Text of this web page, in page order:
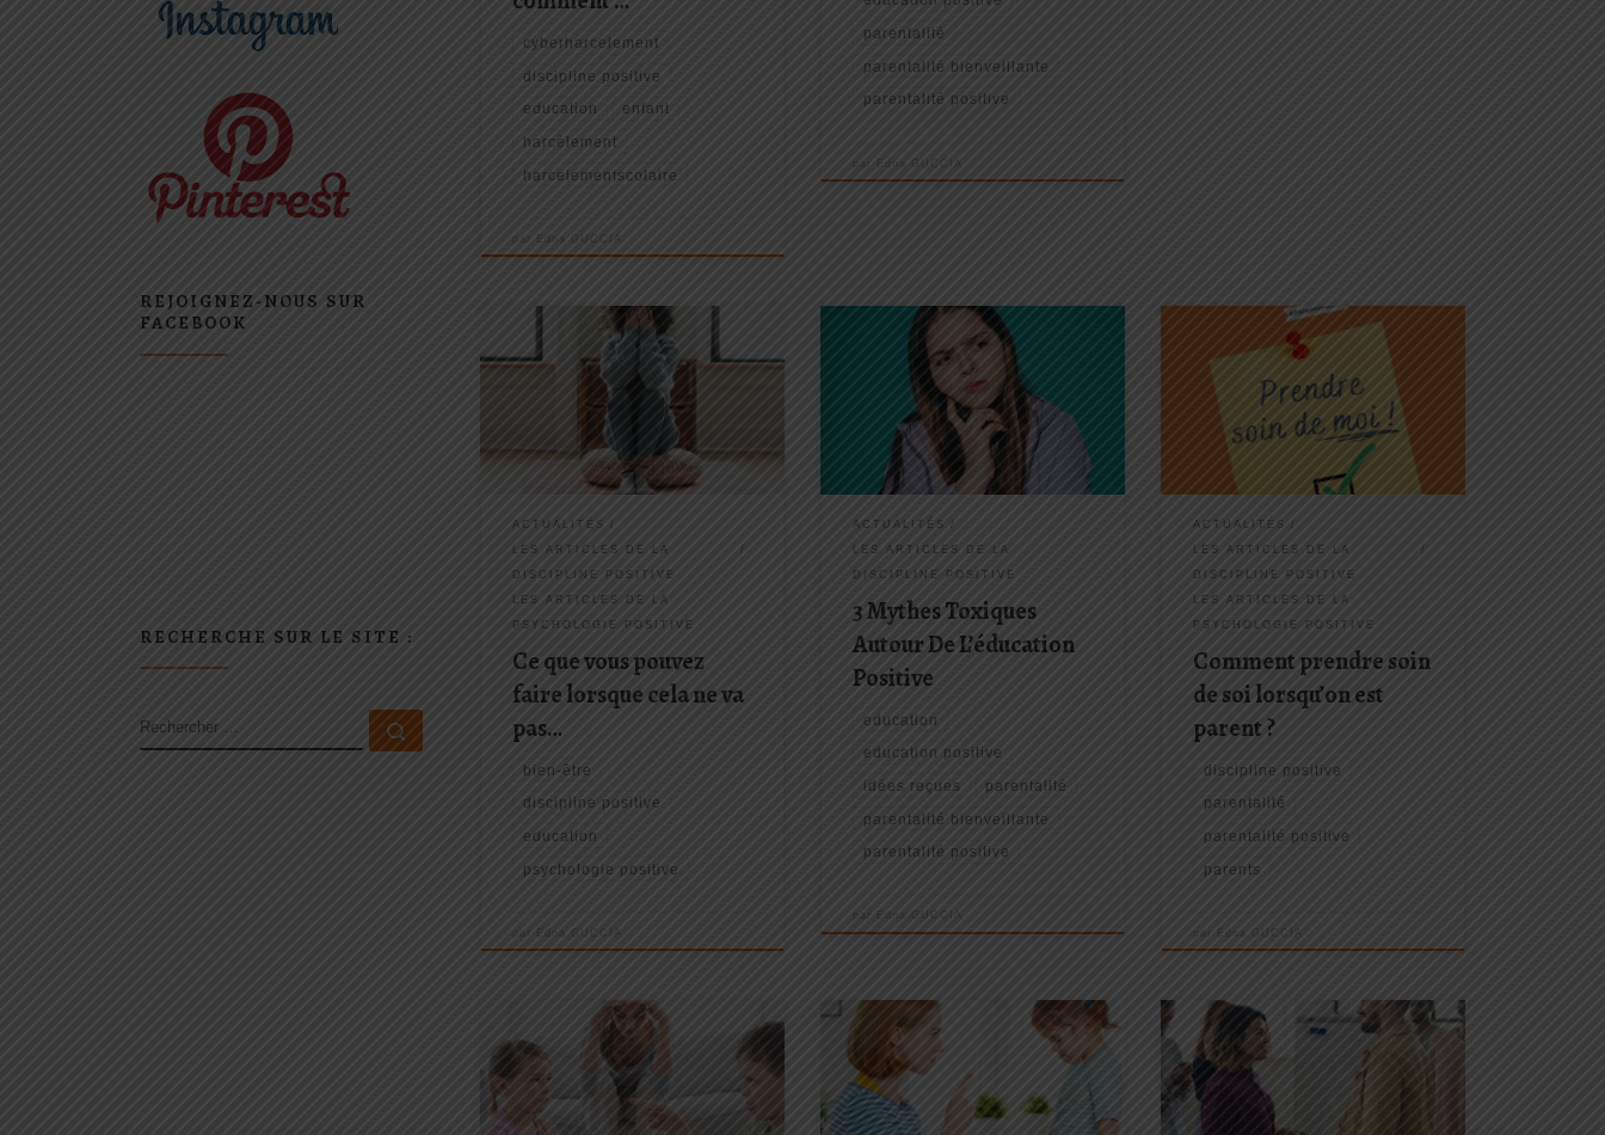
cyberharcelement
discipline positive
education enfant
harcèlement
harcelementscolaire
par Edna GUCCIA
parentalité
parentalité bienveillante
parentalité positive
par Edna GUCCIA
[...] Puis à un moment donné, j’ai senti
que j’étais à bout … je rêvais
d’harmonie familiale, de jeux dans la
bonne humeur, de complicité avec
mes enfants…. Mais je n’y arrivais pas.
Cela venait petit à petit me ronger et
cela déteignait sur mon couple et
dans ma vie professionnelle... [lire la
suite]
ACTUALITÉS
LES ARTICLES DE LA
DISCIPLINE POSITIVE
LES ARTICLES DE LA
PSYCHOLOGIE POSITIVE
Ce que vous pouvez
faire lorsque cela ne va
pas…
bien-être
discipline positive
education
psychologie positive
par Edna GUCCIA
Aujourd’hui, je veux vous parler des 3
mythes toxiques sur l’éducation
positive que vous devez
ABSOLUMENT briser si vous voulez
réussir à devenir ce que j’appelle un
« Parent Positif » ...
ACTUALITÉS
LES ARTICLES DE LA
DISCIPLINE POSITIVE
3 Mythes Toxiques
Autour De L’éducation
Positive
education
education positive
idées reçues parentalité
parentalité bienveillante
parentalité positive
par Edna GUCCIA
La société nous renvoie souvent
qu’être un bon parent c'est être un
parent qui donne TOUT pour ses
enfants… mais attention ne donnez
que ce que vous pouvez donner à vos
enfants. C’est-à-dire en respectant
vos propres besoins, sans vous
oublier au passage ! Oublier de
prendre soin de soi, c'est prendre le
risque de s'épuiser ! Et si vous êtes
HS, qui va bien pouvoir prendre soin
de vos enfants ?
ACTUALITÉS
LES ARTICLES DE LA
DISCIPLINE POSITIVE
LES ARTICLES DE LA
PSYCHOLOGIE POSITIVE
Comment prendre soin
de soi lorsqu’on est
parent ?
discipline positive
parentalité
parentalité positive
parents
par Edna GUCCIA
Aujourd’hui je voulais vous partager
un petit cadeau pour mieux faire
faces aux disputes, aux conflits entre
les enfants…. Que ce soit entre frères
Il y a un truc qui me dérange depuis
un moment, et j’ai vraiment envie de
vous en parler. Voilà ce que je pense à
propos des personnes qui viennent
Découvrez comment devenir
animateur d'ateliers de parent en
REJOIGNEZ-NOUS SUR
FACEBOOK
RECHERCHE SUR LE SITE :
RECHERCHER Rechercher …